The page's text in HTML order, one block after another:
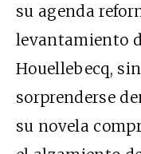
su agenda
levantamiento
Houellebecq,
sorprenderse
su novela